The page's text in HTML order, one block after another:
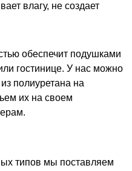
влагу, не создает
обеспечит подушками
гостинице. У нас можно
полиуретана на
их на своем
типов мы поставляем